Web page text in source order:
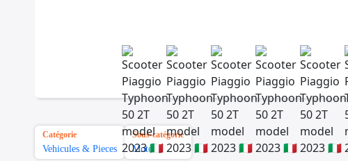
Catégorie
Vehicules & Pieces
Sous-catégorie
Motos